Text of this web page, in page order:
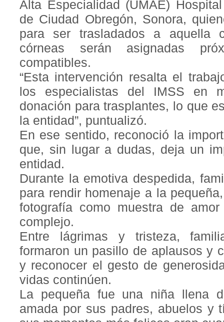
Alta Especialidad (UMAE)
de Ciudad Obregón, Sonora,
para ser trasladados a aquella
córneas serán asignadas
compatibles.
“Esta intervención resalta el
los especialistas del IMSS en
donación para trasplantes, lo que
la entidad”, puntualizó.
En ese sentido, reconoció la
que, sin lugar a dudas, deja un
entidad.
Durante la emotiva despedida,
para rendir homenaje a la
fotografía como muestra de
complejo.
Entre lágrimas y tristeza,
formaron un pasillo de aplausos y
y reconocer el gesto de
vidas continúen.
La pequeña fue una niña llena
amada por sus padres, abuelos y